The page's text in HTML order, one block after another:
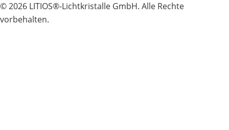
© 2026 LITIOS®-Lichtkristalle GmbH. Alle Rechte
vorbehalten.